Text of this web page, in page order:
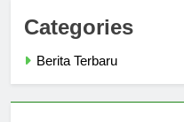
Categories
Berita Terbaru